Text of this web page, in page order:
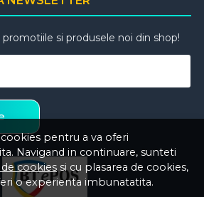
pentru a va oferi
Navigand in continuare, sunteti
cookies si cu plasarea de cookies,
o experienta imbunatatita.
si produsele noi din shop!